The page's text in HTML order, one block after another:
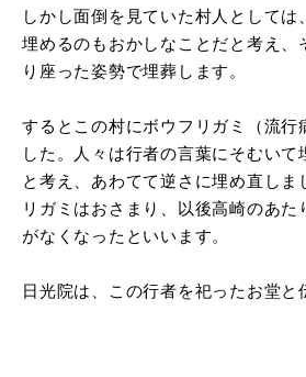
しかし面倒を見ていた村人としては
埋めるのもおかしなことだと考え、
り座った姿勢で埋葬します。
するとこの村にボウフリガミ（流行
した。人々は行者の言葉にそむいて
と考え、あわてて逆さに埋め直しま
リガミはおさまり、以後高崎のあ
がなくなったといいます。
日光院は、この行者を祀ったお堂と